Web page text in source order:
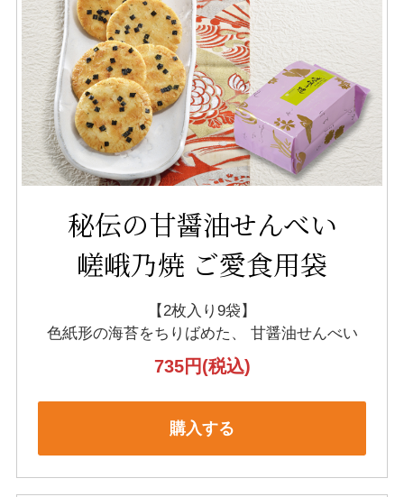
秘伝の甘醤油せんべい
嵯峨乃焼 ご愛食用袋
【2枚入り9袋】
色紙形の海苔をちりばめた、
甘醤油せんべい
735円(税込)
購入する